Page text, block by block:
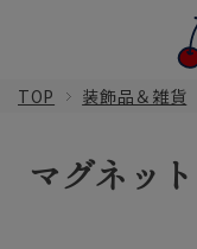
TOP 装飾品＆雑貨
マグネッ